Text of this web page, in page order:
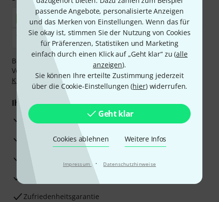
passende Angebote, personalisierte Anzeigen
und das Merken von Einstellungen. Wenn das für
Sie okay ist, stimmen Sie der Nutzung von Cookies
für Präferenzen, Statistiken und Marketing
einfach durch einen Klick auf „Geht klar“ zu (alle
anzeigen).
Sie können Ihre erteilte Zustimmung jederzeit
über die Cookie-Einstellungen (hier) widerrufen.
Geht klar
Cookies ablehnen Weitere Infos
Impressum · Datenschutzhinweise
Bezahlen Sie vertraulich und sicher per Nachnahme,
Vorkasse, PayPal, Amazon Pay,Klarna Sofort bezahlen
Klarna Ratenzahlungoder Kreditkarte.
Ihre Vorteile
3 Jahre Thomann Garantie
30 Tage Money-Back-Garantie
Beratung durch Fachexperten
Zufriedenheitsgarantie